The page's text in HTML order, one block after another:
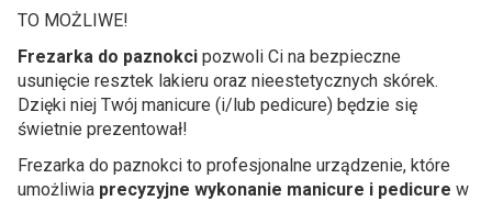
TO MOŻLIWE!
Frezarka do paznokci pozwoli Ci na bezpieczne
usunięcie resztek lakieru oraz nieestetycznych skórek.
Dzięki niej Twój manicure (i/lub pedicure) będzie się
świetnie prezentował!
Frezarka do paznokci to profesjonalne urządzenie, które
umożliwia precyzyjne wykonanie manicure i pedicure w